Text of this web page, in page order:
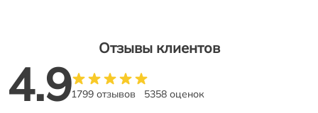
Отзывы клиентов
4.91799 отзывов 5358 оценок